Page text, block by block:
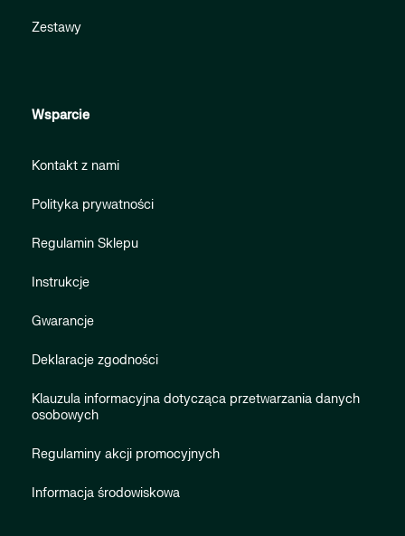
Zestawy
Wsparcie
Kontakt z nami
Polityka prywatności
Regulamin Sklepu
Instrukcje
Gwarancje
Deklaracje zgodności
Klauzula informacyjna dotycząca przetwarzania danych
osobowych
Regulaminy akcji promocyjnych
Informacja środowiskowa